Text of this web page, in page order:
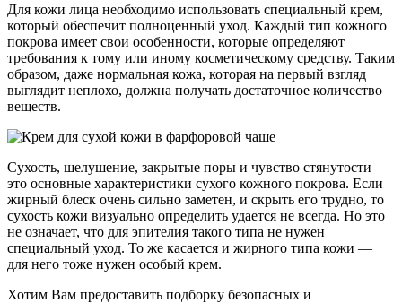
Для кожи лица необходимо использовать специальный крем,
который обеспечит полноценный уход. Каждый тип кожного
покрова имеет свои особенности, которые определяют
требования к тому или иному косметическому средству. Таким
образом, даже нормальная кожа, которая на первый взгляд
выглядит неплохо, должна получать достаточное количество
веществ.
Сухость, шелушение, закрытые поры и чувство стянутости –
это основные характеристики сухого кожного покрова. Если
жирный блеск очень сильно заметен, и скрыть его трудно, то
сухость кожи визуально определить удается не всегда. Но это
не означает, что для эпителия такого типа не нужен
специальный уход. То же касается и жирного типа кожи —
для него тоже нужен особый крем.
Хотим Вам предоставить подборку безопасных и